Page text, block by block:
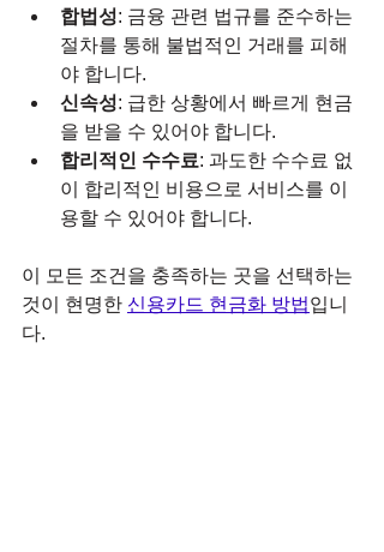
합법성: 금융 관련 법규를 준수하는
절차를 통해 불법적인 거래를 피해
야 합니다.
신속성: 급한 상황에서 빠르게 현금
을 받을 수 있어야 합니다.
합리적인 수수료: 과도한 수수료 없
이 합리적인 비용으로 서비스를 이
용할 수 있어야 합니다.
이 모든 조건을 충족하는 곳을 선택하는
것이 현명한 신용카드 현금화 방법입니
다.